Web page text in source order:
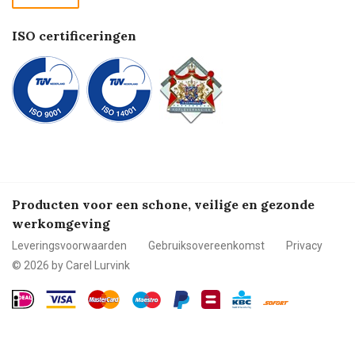
Betalen
ISO certificeringen
Producten voor een schone, veilige en gezonde
werkomgeving
Leveringsvoorwaarden Gebruiksovereenkomst
Privacy
© 2026 by Carel Lurvink